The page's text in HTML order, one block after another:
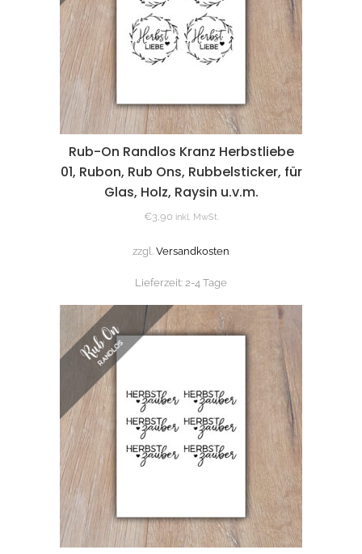
Rub-On Randlos Kranz Herbstliebe
01, Rubon, Rub Ons, Rubbelsticker, für
Glas, Holz, Raysin u.v.m.
€3,90 inkl. MwSt.
zzgl. Versandkosten
Lieferzeit: 2-4 Tage